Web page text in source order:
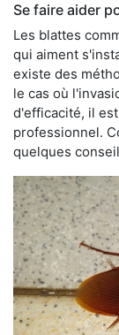
Se faire aider
Les blattes
qui aiment
existe des
le cas où
d'efficacité, il
professionnel.
quelques